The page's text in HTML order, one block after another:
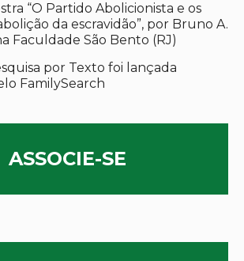
“O Partido Abolicionista e os
da escravidão”, por Bruno A.
Faculdade São Bento (RJ)
por Texto foi lançada
FamilySearch
ASSOCIE-SE